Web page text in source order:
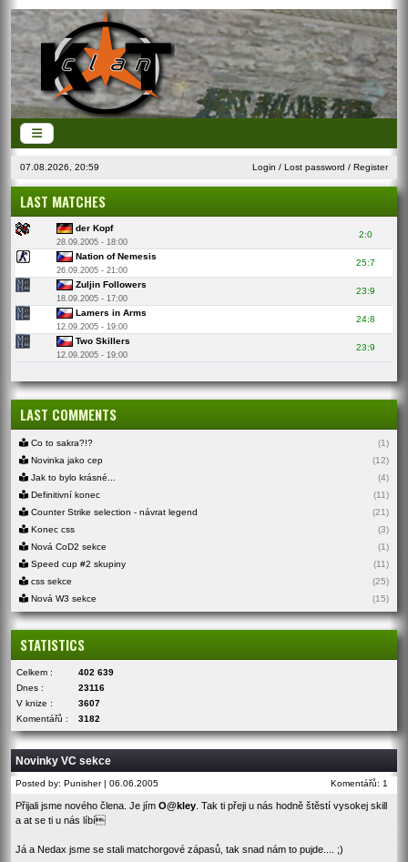
07.08.2026, 20:59 Login / Lost password / Register
LAST MATCHES
der Kopf
28.09.2005 - 18:00
2:0
Nation of Nemesis
26.09.2005 - 21:00
25:7
Zuljin Followers
18.09.2005 - 17:00
23:9
Lamers in Arms
12.09.2005 - 19:00
24:8
Two Skillers
12.09.2005 - 19:00
23:9
LAST COMMENTS
Co to sakra?!?
(1)
Novinka jako cep
(12)
Jak to bylo krásné...
(4)
Definitivní konec
(11)
Counter Strike selection - návrat legend
(21)
Konec css
(3)
Nová CoD2 sekce
(1)
Speed cup #2 skupiny
(11)
css sekce
(25)
Nová W3 sekce
(15)
STATISTICS
Celkem :
402 639
Dnes :
23116
V knize :
3607
Komentářů :
3182
Novinky VC sekce
Posted by: Punisher | 06.06.2005 Komentářů: 1
Přijali jsme nového člena. Je jím O@kley . Tak ti přeji u nás hodně štěstí vysokej skill
a at se ti u nás líbí
Já a Nedax jsme se stali matchorgové zápasů, tak snad nám to pujde.... ;)